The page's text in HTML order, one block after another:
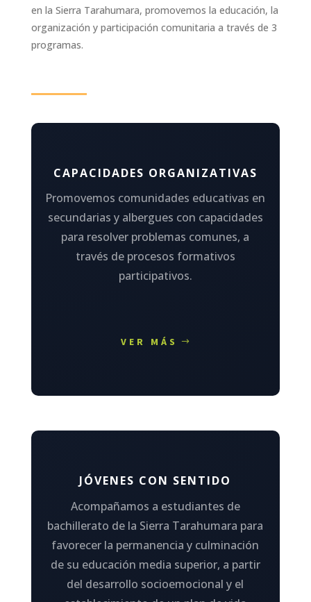
en la Sierra Tarahumara, promovemos la educación, la
organización y participación comunitaria a través de 3
programas.
CAPACIDADES ORGANIZATIVAS
Promovemos comunidades educativas en
secundarias y albergues con capacidades
para resolver problemas comunes, a
través de procesos formativos
participativos.
VER MÁS
JÓVENES CON SENTIDO
Acompañamos a estudiantes de
bachillerato de la Sierra Tarahumara para
favorecer la permanencia y culminación
de su educación media superior, a partir
del desarrollo socioemocional y el